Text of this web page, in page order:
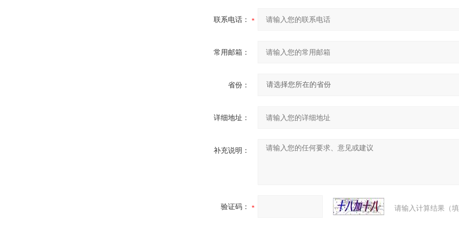
联系电话：
常用邮箱：
省份：
详细地址：
补充说明：
验证码： 请输入计算结果（